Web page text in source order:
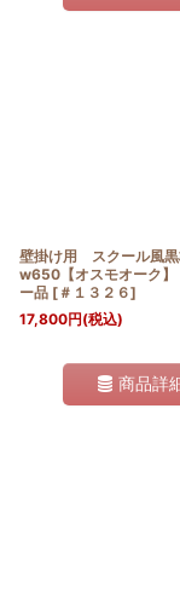
壁掛け用 スクール風
w650【オスモオーク
ー品 [ ＃１３２６]
17,800円(税込)
商品詳